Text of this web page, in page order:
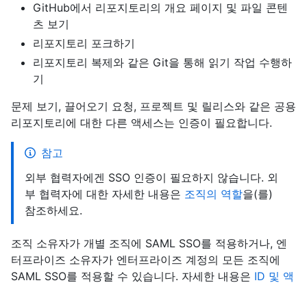
GitHub에서 리포지토리의 개요 페이지 및 파일 콘텐
츠 보기
리포지토리 포크하기
리포지토리 복제와 같은 Git을 통해 읽기 작업 수행하
기
문제 보기, 끌어오기 요청, 프로젝트 및 릴리스와 같은 공용
리포지토리에 대한 다른 액세스는 인증이 필요합니다.
참고
외부 협력자에겐 SSO 인증이 필요하지 않습니다. 외
부 협력자에 대한 자세한 내용은 조직의 역할을(를)
참조하세요.
조직 소유자가 개별 조직에 SAML SSO를 적용하거나, 엔
터프라이즈 소유자가 엔터프라이즈 계정의 모든 조직에
SAML SSO를 적용할 수 있습니다. 자세한 내용은 ID 및 액